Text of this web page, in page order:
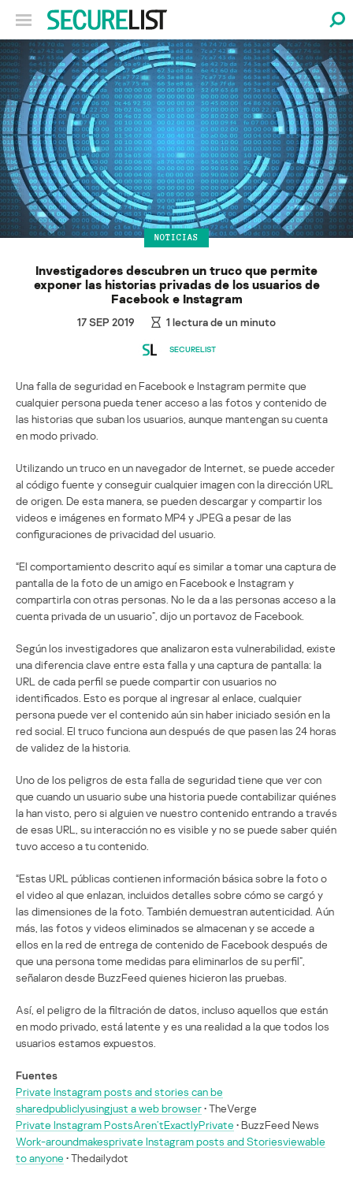
NOTICIAS
Investigadores descubren un truco que permite
exponer las historias privadas de los usuarios de
Facebook e Instagram
17 SEP 2019 1 lectura de un minuto
SECURELIST
Una falla de seguridad en Facebook e Instagram permite que
cualquier persona pueda tener acceso a las fotos y contenido de
las historias que suban los usuarios, aunque mantengan su cuenta
en modo privado.
Utilizando un truco en un navegador de Internet, se puede acceder
al código fuente y conseguir cualquier imagen con la dirección URL
de origen. De esta manera, se pueden descargar y compartir los
videos e imágenes en formato MP4 y JPEG a pesar de las
configuraciones de privacidad del usuario.
“El comportamiento descrito aquí es similar a tomar una captura de
pantalla de la foto de un amigo en Facebook e Instagram y
compartirla con otras personas. No le da a las personas acceso a la
cuenta privada de un usuario”, dijo un portavoz de Facebook.
Según los investigadores que analizaron esta vulnerabilidad, existe
una diferencia clave entre esta falla y una captura de pantalla: la
URL de cada perfil se puede compartir con usuarios no
identificados. Esto es porque al ingresar al enlace, cualquier
persona puede ver el contenido aún sin haber iniciado sesión en la
red social. El truco funciona aun después de que pasen las 24 horas
de validez de la historia.
Uno de los peligros de esta falla de seguridad tiene que ver con
que cuando un usuario sube una historia puede contabilizar quiénes
la han visto, pero si alguien ve nuestro contenido entrando a través
de esas URL, su interacción no es visible y no se puede saber quién
tuvo acceso a tu contenido.
“Estas URL públicas contienen información básica sobre la foto o
el video al que enlazan, incluidos detalles sobre cómo se cargó y
las dimensiones de la foto. También demuestran autenticidad. Aún
más, las fotos y videos eliminados se almacenan y se accede a
ellos en la red de entrega de contenido de Facebook después de
que una persona tome medidas para eliminarlos de su perfil”,
señalaron desde BuzzFeed quienes hicieron las pruebas.
Así, el peligro de la filtración de datos, incluso aquellos que están
en modo privado, está latente y es una realidad a la que todos los
usuarios estamos expuestos.
Fuentes
Private Instagram posts and stories can be
sharedpubliclyusingjust a web browser• TheVerge
Private Instagram PostsAren’tExactlyPrivate • BuzzFeed News
Work-aroundmakesprivate Instagram posts and Storiesviewable
to anyone • Thedailydot